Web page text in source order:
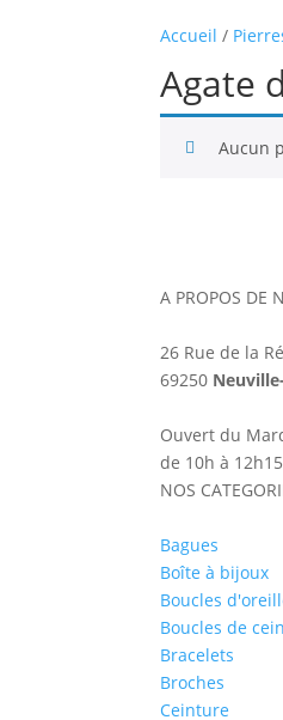
Accueil /
Agate
Aucun
A PROPOS DE
26 Rue de la
69250
Ouvert du
de 10h à
NOS
Bagues
Boîte à bijoux
Boucles
Boucles de
Bracelets
Broches
Ceinture